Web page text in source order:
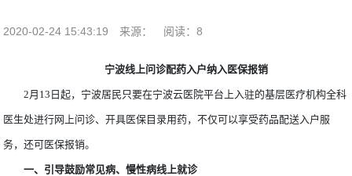
2020-02-24 15:43:19 来源： 阅读：8
宁波线上问诊配药入户纳入医保报销
2月13日起，宁波居民只要在宁波云医院平台上入驻的基层医疗机构全科
医生处进行网上问诊、开具医保目录用药，不仅可以享受药品配送入户服
务，还可医保报销。
一、引导鼓励常见病、慢性病线上就诊